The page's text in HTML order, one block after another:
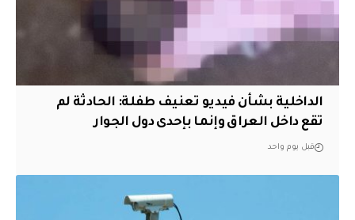
الداخلية بشأن فيديو تعنيف طفلة: الحادثة لم
تقع داخل العراق وإنما بإحدى دول الجوار
قبل يوم واحد